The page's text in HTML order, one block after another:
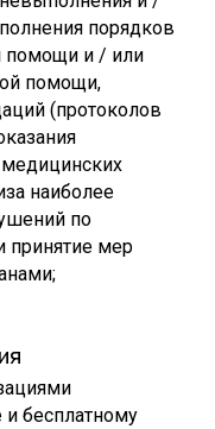
порядков
помощи и / или
помощи,
(протоколов
наиболее
по
принятие мер
и бесплатному